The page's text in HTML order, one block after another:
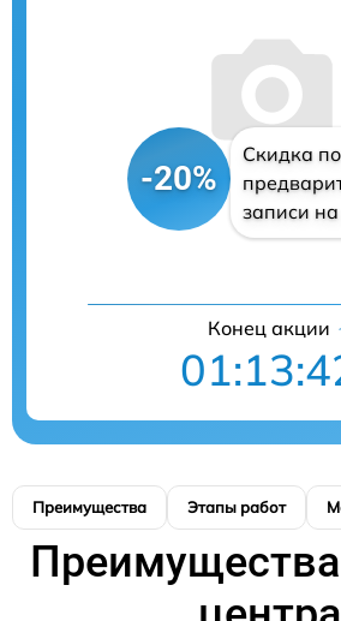
-20%
Скидка по
записи на
Конец акции
Преимущества Этапы работ